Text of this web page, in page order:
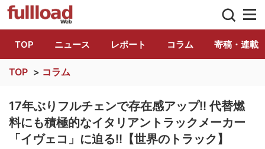
トラック総合情報誌「フルロード」公式
TOP ニュース レポート コラム 寄稿・連載
TOP > コラム
17年ぶりフルチェンで存在感アップ!! 代替燃
料にも積極的なイタリアントラックメーカー
「イヴェコ」に迫る!!【世界のトラック】